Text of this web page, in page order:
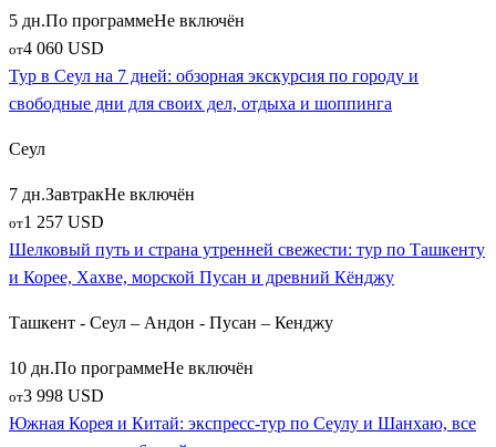
5 дн.По программеНе включён
от4 060 USD
Тур в Сеул на 7 дней: обзорная экскурсия по городу и
свободные дни для своих дел, отдыха и шоппинга
Сеул
7 дн.ЗавтракНе включён
от1 257 USD
Шелковый путь и страна утренней свежести: тур по Ташкенту
и Корее, Хахве, морской Пусан и древний Кёнджу
Ташкент - Сеул – Андон - Пусан – Кенджу
10 дн.По программеНе включён
от3 998 USD
Южная Корея и Китай: экспресс-тур по Сеулу и Шанхаю, все